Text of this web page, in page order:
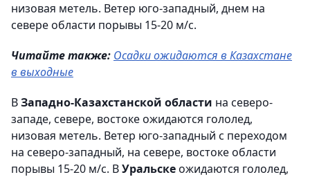
низовая метель. Ветер юго-западный, днем на
севере области порывы 15-20 м/с.
Читайте также: Осадки ожидаются в Казахстане
в выходные
ВЗападно-Казахстанской области на северо-
западе, севере, востоке ожидаются гололед,
низовая метель. Ветер юго-западный с переходом
на северо-западный, на севере, востоке области
порывы 15-20 м/с. ВУральскеожидаются гололед,